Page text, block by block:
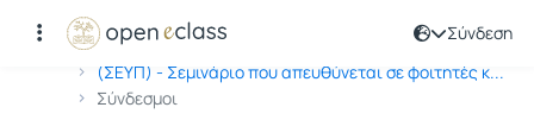
Σύνδεση
Αρχική Σελίδα
(ΣΕΥΠ) - Σεμινάριο που απευθύνεται σε φοιτητές κ...
Σύνδεσμοι
Μάθημα : (ΣΕΥΠ) - Σεμινάριο που
Κωδικός : KEDIMA123